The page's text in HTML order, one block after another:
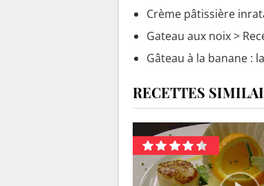
Crème pâtissière
Gateau aux noix>
Gâteau à la banane :
RECETTES